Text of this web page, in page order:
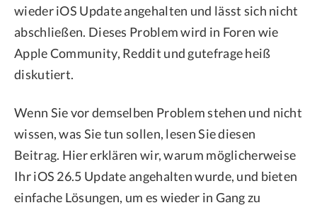
wieder iOS Update angehalten und lässt sich nicht
abschließen. Dieses Problem wird in Foren wie
Apple Community, Reddit und gutefrage heiß
diskutiert.
Wenn Sie vor demselben Problem stehen und nicht
wissen, was Sie tun sollen, lesen Sie diesen
Beitrag. Hier erklären wir, warum möglicherweise
Ihr iOS 26.5 Update angehalten wurde, und bieten
einfache Lösungen, um es wieder in Gang zu